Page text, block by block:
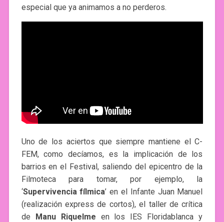
especial que ya animamos a no perderos.
Uno de los aciertos que siempre mantiene el C-
FEM, como decíamos, es la implicación de los
barrios en el Festival, saliendo del epicentro de la
Filmoteca para tomar, por ejemplo, la
‘Supervivencia fílmica’ en el Infante Juan Manuel
(realización express de cortos), el taller de crítica
de Manu Riquelme en los IES Floridablanca y